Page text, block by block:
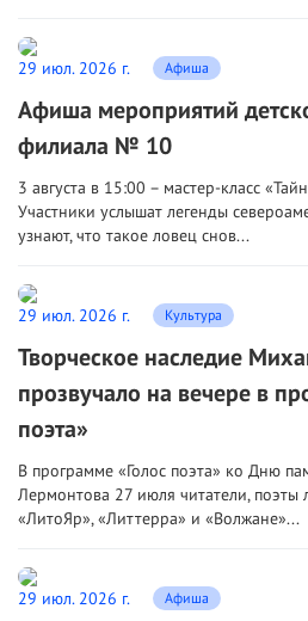
29 июл. 2026 г. Афиша
Афиша мероприятий
филиала № 10
3 августа в 15:00 – мастер-класс
Участники услышат легенды
узнают, что такое ловец снов...
29 июл. 2026 г. Культура
Творческое наследие
прозвучало на вечере в
поэта»
В программе «Голос поэта» ко Дню
Лермонтова 27 июля читатели, поэты
«ЛитоЯр», «Литтерра» и «Волжане»...
29 июл. 2026 г. Афиша